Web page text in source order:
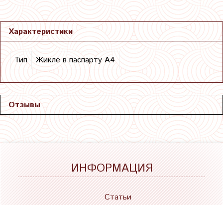
Характеристики
Тип Жикле в паспарту А4
Отзывы
ИНФОРМАЦИЯ
Статьи